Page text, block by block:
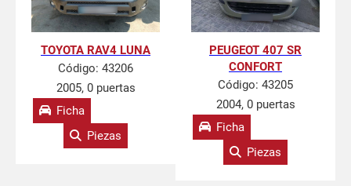
TOYOTA RAV4 LUNA
Código: 43206
2005, 0 puertas
Ficha
Piezas
PEUGEOT 407 SR
CONFORT
Código: 43205
2004, 0 puertas
Ficha
Piezas